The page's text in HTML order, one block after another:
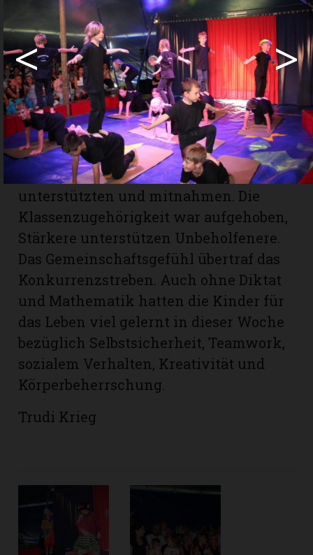
sind sie hin, die grossen Träume?»,
klang es sentimental aus dem
Lautsprecher. Die Kinder in der Manege
hatten ein paar davon eingefangen und
sichtbar gemacht.
Lernen für das Leben
Es war besonders erfreulich, zu sehen,
wie grosse Kinder kleinere
unterstützten und mitnahmen. Die
Klassenzugehörigkeit war aufgehoben,
Stärkere unterstützen Unbeholfenere.
Das Gemeinschaftsgefühl übertraf das
Konkurrenzstreben. Auch ohne Diktat
und Mathematik hatten die Kinder für
das Leben viel gelernt in dieser Woche
bezüglich Selbstsicherheit, Teamwork,
sozialem Verhalten, Kreativität und
Körperbeherrschung.
Trudi Krieg
< >